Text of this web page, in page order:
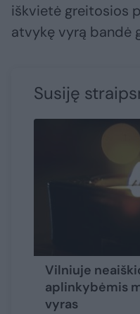
iškvietė greitosios
atvykę vyrą bandė
Susiję
Vilniuje
aplinkybėmis
vyras